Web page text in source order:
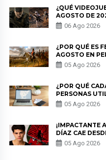
¿QUÉ
AGOSTO DE
LOS06 Ago 2026
¿POR QUÉ ES
AGOSTO EN
HISTORIA
05 Ago 2026
¿POR QUÉ
PERSONAS
PARA
PRIVACIDAD?
05 Ago 2026
¡IMPACTANTE
DÍAZ CAE
EN “ESTO ES
PREOCUPACIÓN
05 Ago 2026